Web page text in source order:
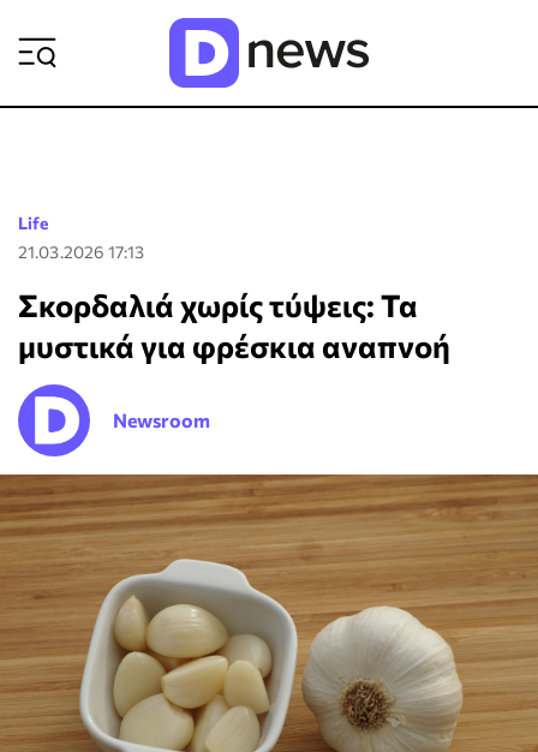
Life
21.03.2026 17:13
Σκορδαλιά χωρίς τύψεις: Τα
μυστικά για φρέσκια αναπνοή
Newsroom